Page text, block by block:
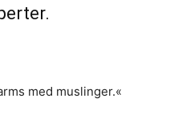
med muslinger.«